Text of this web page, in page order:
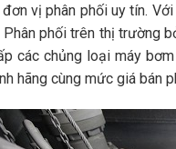
vị phân phối uy tín.
phối trên thị trường
các chủng loại máy
hãng cùng mức giá bán